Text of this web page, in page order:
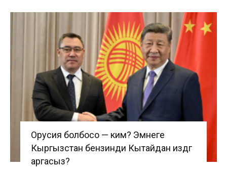
Орусия болбосо — ким? Эмнеге
Кыргызстан бензинди Кытайдан издөөгө
аргасыз?